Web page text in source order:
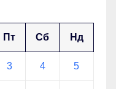
Пт Сб Нд
3 4 5